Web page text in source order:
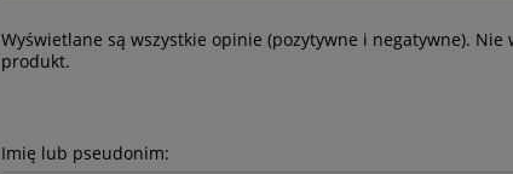
Wyświetlane są wszystkie opinie (pozytywne i negatywne).
produkt.
Imię lub pseudonim: